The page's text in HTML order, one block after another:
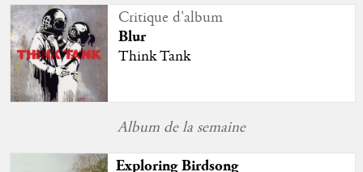
Critique d'album
Blur
Think Tank
Album de la semaine
Exploring Birdsong